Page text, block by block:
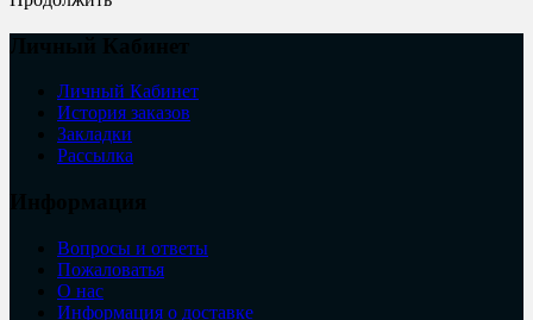
Личный Кабинет
История заказов
Закладки
Рассылка
Вопросы и ответы
Пожаловатья
О нас
Информация о доставке